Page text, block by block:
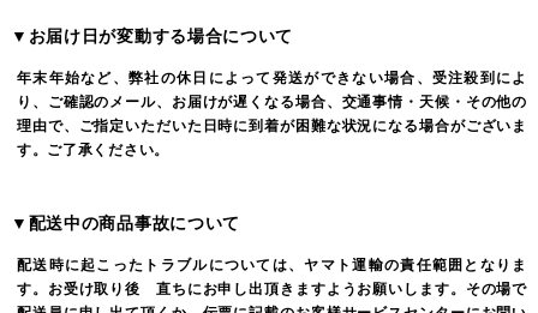
▼お届け日が変動する場合について
年末年始など、弊社の休日によって発送ができない場合、受注殺到によ
り、ご確認のメール、お届けが遅くなる場合、交通事情・天候・その他の
理由で、ご指定いただいた日時に到着が困難な状況になる場合がございま
す。ご了承ください。
▼配送中の商品事故について
配送時に起こったトラブルについては、ヤマト運輸の責任範囲となりま
す。お受け取り後 直ちにお申し出頂きますようお願いします。その場で